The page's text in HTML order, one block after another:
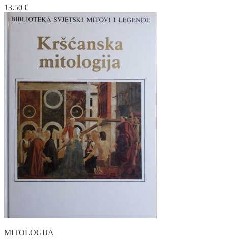
13.50 €
MITOLOGIJA